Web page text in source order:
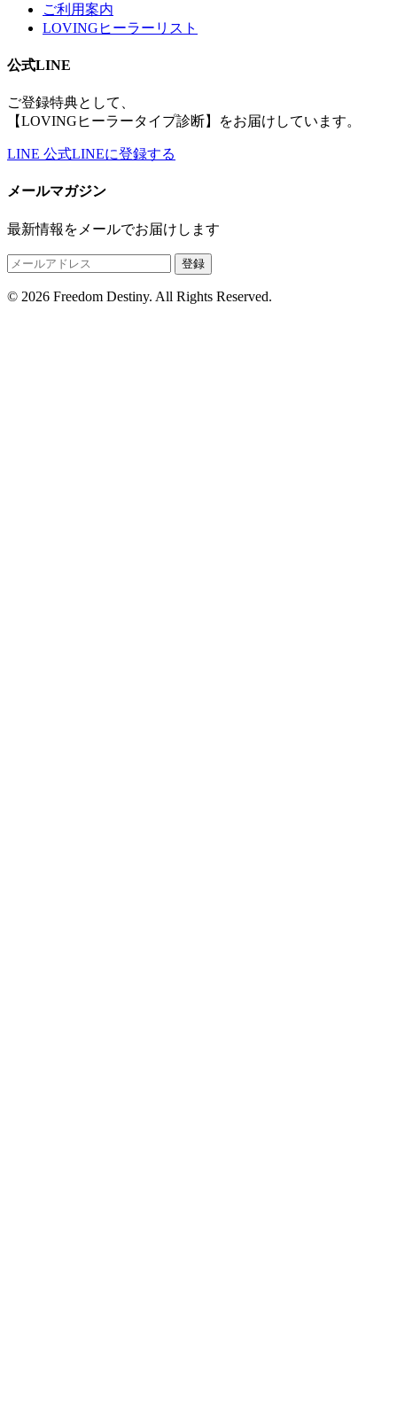
ご利用案内
LOVINGヒーラーリスト
公式LINE
ご登録特典として、
【LOVINGヒーラータイプ診断】をお届けしています。
LINE 公式LINEに登録する
メールマガジン
最新情報をメールでお届けします
登録
© 2026 Freedom Destiny. All Rights Reserved.